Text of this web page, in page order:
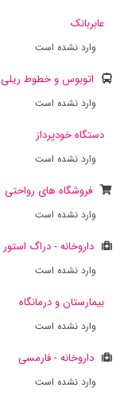
عابربانک
وارد نشده است
اتوبوس و خطوط ریلی
وارد نشده است
دستگاه خودپرداز
وارد نشده است
فروشگاه های رواحتی
وارد نشده است
داروخانه - دراگ استور
وارد نشده است
بیمارستان و درمانگاه
وارد نشده است
داروخانه - فارمسی
وارد نشده است